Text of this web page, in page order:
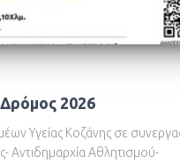
2026
Υγείας Κοζάνης σε
Αντιδημαρχία Αθλητισμού-